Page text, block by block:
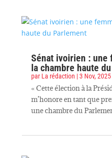
Sénat ivoirien : une
la chambre haute
par La rédaction |3 Nov, 2025
« Cette élection à la
m’honore en tant que
une chambre du